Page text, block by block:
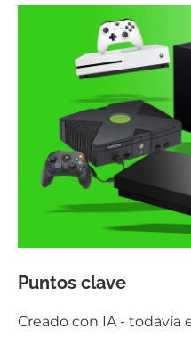
Puntos clave
Creado con IA -